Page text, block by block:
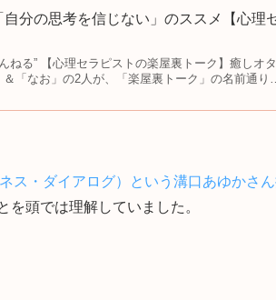
分の思考を信じない」のススメ【心理
ねる” 【心理セラピストの楽屋裏トーク】癒しオ
「なお」の2人が、「楽屋裏トーク」の名前通り…
ス・ダイアログ）という溝口あゆかさ
頭では理解していました。